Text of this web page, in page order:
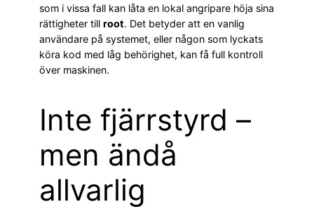
som i vissa fall kan låta en lokal angripare höja sina
rättigheter till root. Det betyder att en vanlig
användare på systemet, eller någon som lyckats
köra kod med låg behörighet, kan få full kontroll
över maskinen.
Inte fjärrstyrd –
men ändå
allvarlig